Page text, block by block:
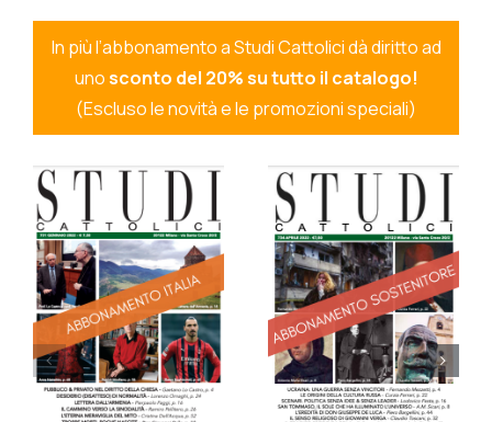
In più l’abbonamento a Studi Cattolici dà diritto ad
unosconto del 20% su tutto il catalogo!
(Escluso le novità e le promozioni speciali)